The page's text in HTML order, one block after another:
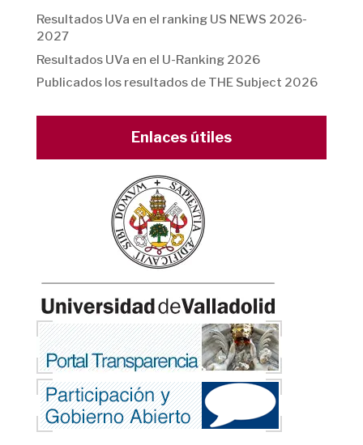
Resultados UVa en el ranking US NEWS 2026-
2027
Resultados UVa en el U-Ranking 2026
Publicados los resultados de THE Subject 2026
Enlaces útiles